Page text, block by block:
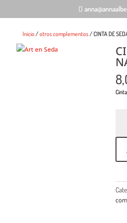
Inicio/otros complementos/ CINTA DE